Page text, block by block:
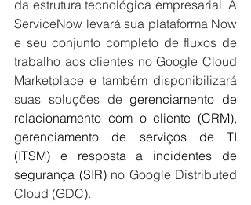
da estrutura tecnológica empresarial. A
ServiceNow levará sua plataforma Now
e seu conjunto completo de fluxos de
trabalho aos clientes no Google Cloud
Marketplace e também disponibilizará
suas soluções de gerenciamento de
relacionamento com o cliente (CRM),
gerenciamento de serviços de TI
(ITSM) e resposta a incidentes de
segurança (SIR) no Google Distributed
Cloud (GDC).